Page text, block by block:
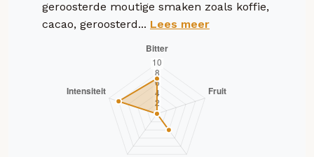
geroosterde moutige smaken zoals koffie,
cacao, geroosterd... Lees meer